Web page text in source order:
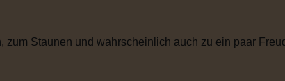
Staunen und wahrscheinlich auch zu ein paar